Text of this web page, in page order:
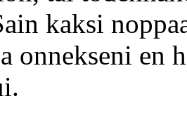
kaksi
onnekseni en